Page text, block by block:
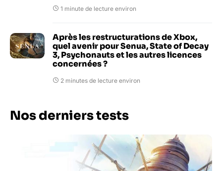
1 minute de lecture environ
Après les restructurations de Xbox,
quel avenir pour Senua, State of Decay
3, Psychonauts et les autres licences
concernées ?
2 minutes de lecture environ
Nos derniers tests